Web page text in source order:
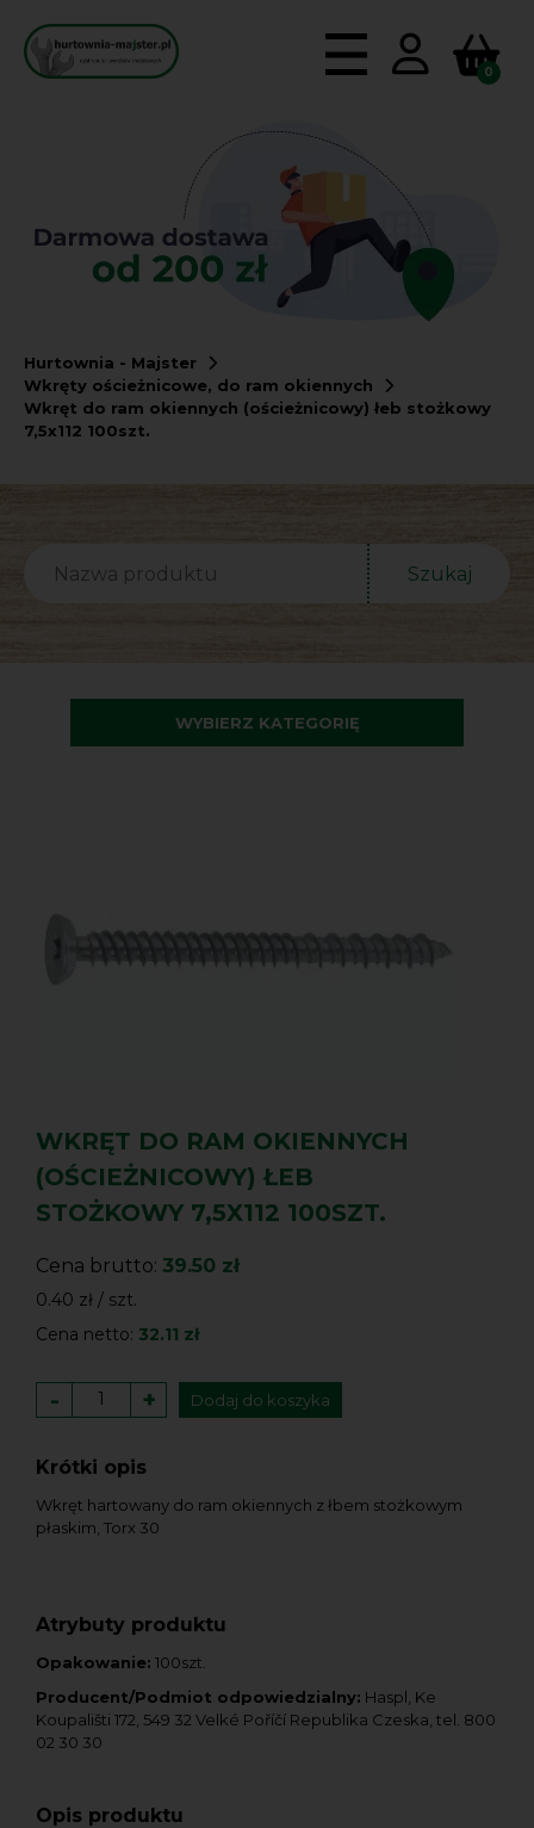
0
Hurtownia - Majster
Wkręty ościeżnicowe, do ram okiennych
Wkręt do ram okiennych (ościeżnicowy) łeb stożkowy
7,5x112 100szt.
WYBIERZ KATEGORIĘ
Szukaj
WKRĘT DO RAM OKIENNYCH
(OŚCIEŻNICOWY) ŁEB
STOŻKOWY 7,5X112 100SZT.
Cena brutto: 39.50 zł
0.40 zł / szt.
Cena netto: 32.11 zł
- + Dodaj do koszyka
Krótki opis
Wkręt hartowany do ram okiennych z łbem stożkowym
płaskim, Torx 30
Atrybuty produktu
Opakowanie: 100szt.
Producent/Podmiot odpowiedzialny: Haspl, Ke
Koupališti 172, 549 32 Velké Poříčí Republika Czeska, tel. 800
02 30 30
Opis produktu